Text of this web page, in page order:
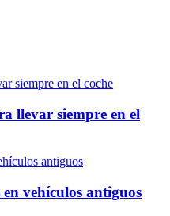
llevar siempre en el
vehículos antiguos